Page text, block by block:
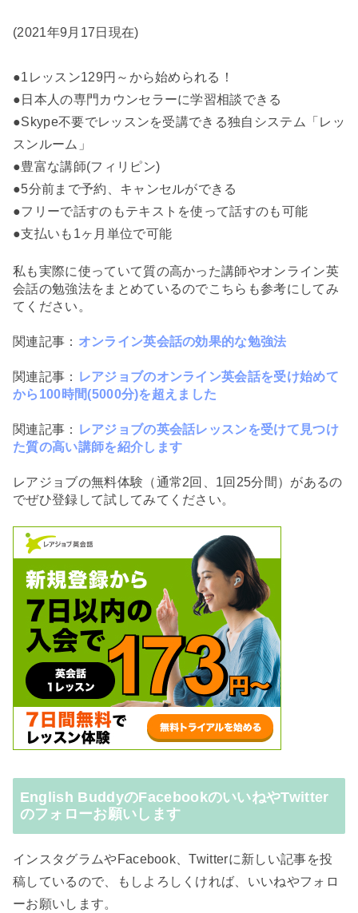
(2021年9月17日現在)
●1レッスン129円～から始められる！
●日本人の専門カウンセラーに学習相談できる
●Skype不要でレッスンを受講できる独自システム「レッ
スンルーム」
●豊富な講師(フィリピン)
●5分前まで予約、キャンセルができる
●フリーで話すのもテキストを使って話すのも可能
●支払いも1ヶ月単位で可能
私も実際に使っていて質の高かった講師やオンライン英
会話の勉強法をまとめているのでこちらも参考にしてみ
てください。
関連記事： オンライン英会話の効果的な勉強法
関連記事： レアジョブのオンライン英会話を受け始めて
から100時間(5000分)を超えました
関連記事： レアジョブの英会話レッスンを受けて見つけ
た質の高い講師を紹介します
レアジョブの無料体験（通常2回、1回25分間）があるの
でぜひ登録して試してみてください。
English BuddyのFacebookのいいねやTwitter
のフォローお願いします
インスタグラムやFacebook、Twitterに新しい記事を投
稿しているので、もしよろしくければ、いいねやフォロ
ーお願いします。